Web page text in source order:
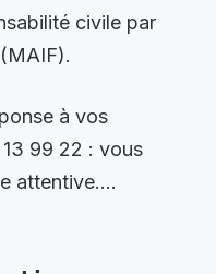
civile par
à vos
99 22 : vous
attentive….